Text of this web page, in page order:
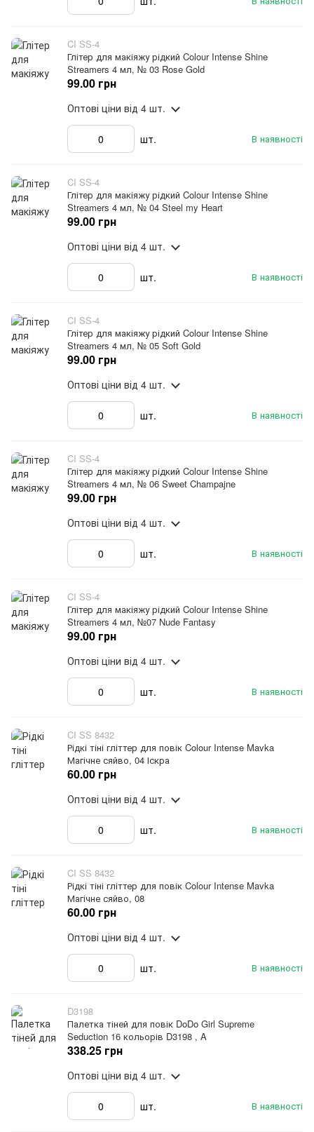
CI SS-4
Глітер для макіяжу рідкий Colour Intense Shine
Streamers 4 мл, № 03 Rose Gold
В наявності
99.00 грн
Оптові ціни від 4 шт.
шт.
CI SS-4
Глітер для макіяжу рідкий Colour Intense Shine
Streamers 4 мл, № 04 Steel my Heart
В наявності
99.00 грн
Оптові ціни від 4 шт.
шт.
CI SS-4
Глітер для макіяжу рідкий Colour Intense Shine
Streamers 4 мл, № 05 Soft Gold
В наявності
99.00 грн
Оптові ціни від 4 шт.
шт.
CI SS-4
Глітер для макіяжу рідкий Colour Intense Shine
Streamers 4 мл, № 06 Sweet Champajne
В наявності
99.00 грн
Оптові ціни від 4 шт.
шт.
CI SS-4
Глітер для макіяжу рідкий Colour Intense Shine
Streamers 4 мл, №07 Nude Fantasy
В наявності
99.00 грн
Оптові ціни від 4 шт.
шт.
CI SS 8432
Рідкі тіні гліттер для повік Colour Intense Mavka
Магічне сяйво, 04 Іскра
В наявності
60.00 грн
Оптові ціни від 4 шт.
шт.
CI SS 8432
Рідкі тіні гліттер для повік Colour Intense Mavka
Магічне сяйво, 08
В наявності
60.00 грн
Оптові ціни від 4 шт.
шт.
D3198
Палетка тіней для повік DoDo Girl Supreme
Seduction 16 кольорів D3198 , A
В наявності
338.25 грн
Оптові ціни від 4 шт.
шт.